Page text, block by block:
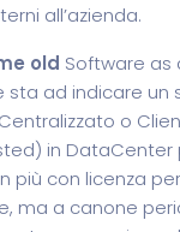
all’azienda.
old Software as
sta ad indicare un
o
in DataCenter
più con licenza
ma a canone